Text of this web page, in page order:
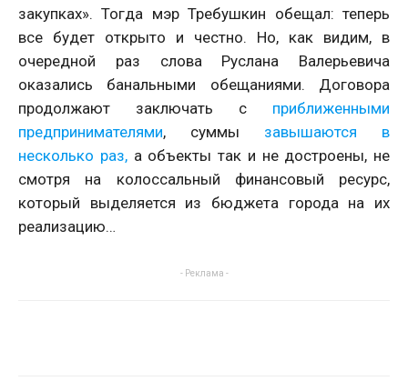
закупках». Тогда мэр Требушкин обещал: теперь
все будет открыто и честно. Но, как видим, в
очередной раз слова Руслана Валерьевича
оказались банальными обещаниями. Договора
продолжают заключать с приближенными
предпринимателями, суммы завышаются в
несколько раз,а объекты так и не достроены, не
смотря на колоссальный финансовый ресурс,
который выделяется из бюджета города на их
реализацию…
- Реклама -